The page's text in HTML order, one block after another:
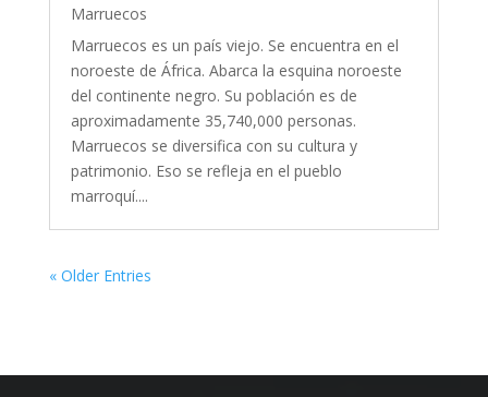
Marruecos
Marruecos es un país viejo. Se encuentra en el
noroeste de África. Abarca la esquina noroeste
del continente negro. Su población es de
aproximadamente 35,740,000 personas.
Marruecos se diversifica con su cultura y
patrimonio. Eso se refleja en el pueblo
marroquí....
« Older Entries